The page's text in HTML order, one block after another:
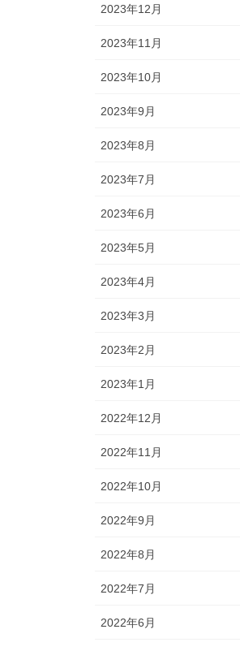
2023年12月
2023年11月
2023年10月
2023年9月
2023年8月
2023年7月
2023年6月
2023年5月
2023年4月
2023年3月
2023年2月
2023年1月
2022年12月
2022年11月
2022年10月
2022年9月
2022年8月
2022年7月
2022年6月